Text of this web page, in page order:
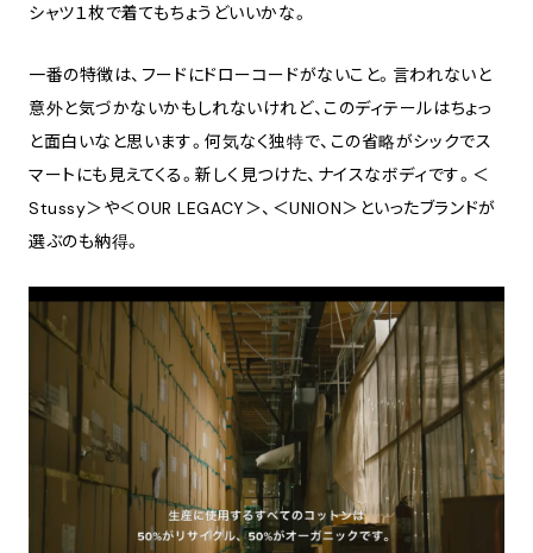
シャツ１枚で着てもちょうどいいかな。
一番の特徴は、フードにドローコードがないこと。言われないと
意外と気づかないかもしれないけれど、このディテールはちょっ
と面白いなと思います。何気なく独特で、この省略がシックでス
マートにも見えてくる。新しく見つけた、ナイスなボディです。＜
Stussy＞や＜OUR LEGACY＞、＜UNION＞といったブランドが
選ぶのも納得。